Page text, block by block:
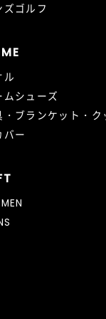
ズゴルフ
ル
ムシューズ
・ブランケット・ク
バー